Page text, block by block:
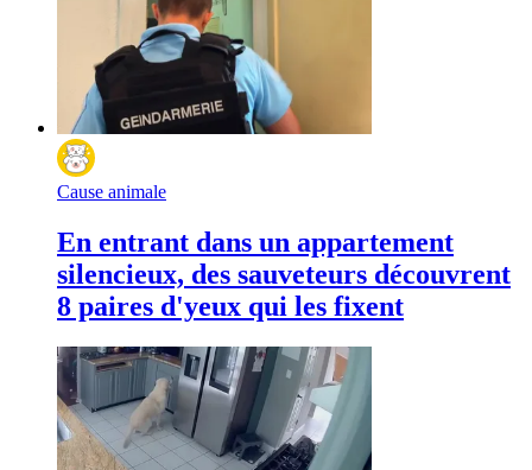
Cause animale
En entrant dans un appartement
silencieux, des sauveteurs découvrent
8 paires d'yeux qui les fixent